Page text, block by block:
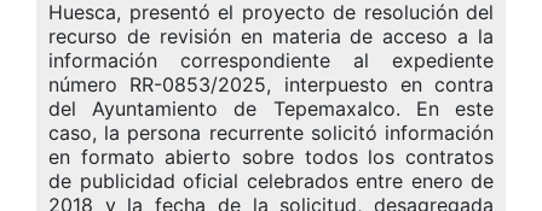
Huesca, presentó el proyecto de resolución del
recurso de revisión en materia de acceso a la
información correspondiente al expediente
número RR-0853/2025, interpuesto en contra
del Ayuntamiento de Tepemaxalco. En este
caso, la persona recurrente solicitó información
en formato abierto sobre todos los contratos
de publicidad oficial celebrados entre enero de
2018 y la fecha de la solicitud, desagregada